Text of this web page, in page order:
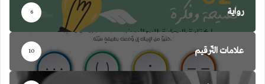
رواية 6
علامات التّرقيم 10